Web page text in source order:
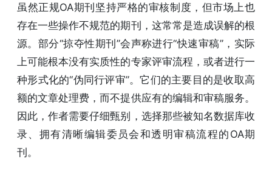
虽然正规OA期刊坚持严格的审核制度，但市场上也
存在一些操作不规范的期刊，这常常是造成误解的根
源。部分“掠夺性期刊”会声称进行“快速审稿”，实际
上可能根本没有实质性的专家评审流程，或者进行一
种形式化的“伪同行评审”。它们的主要目的是收取高
额的文章处理费，而不提供应有的编辑和审稿服务。
因此，作者需要仔细甄别，选择那些被知名数据库收
录、拥有清晰编辑委员会和透明审稿流程的OA期
刊。